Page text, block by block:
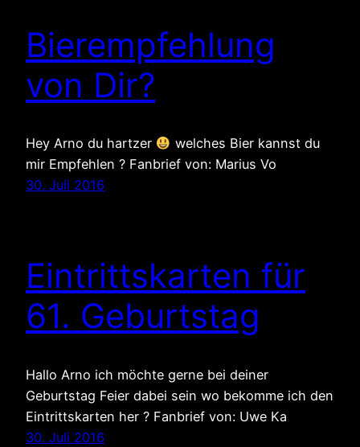
Bierempfehlung
von Dir?
Hey Arno du hartzer
welches Bier kannst du
mir Empfehlen ? Fanbrief von: Marius Vo
30. Juli 2016
Eintrittskarten für
61. Geburtstag
Hallo Arno ich möchte gerne bei deiner
Geburtstag Feier dabei sein wo bekomme ich den
Eintrittskarten her ? Fanbrief von: Uwe Ka
30. Juli 2016